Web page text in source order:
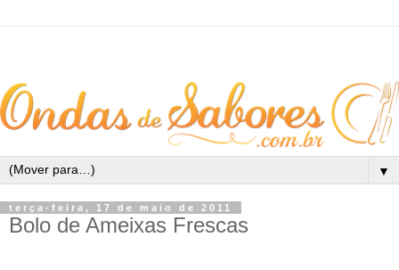
▼
terça-feira, 17 de maio de 2011
Bolo de Ameixas Frescas